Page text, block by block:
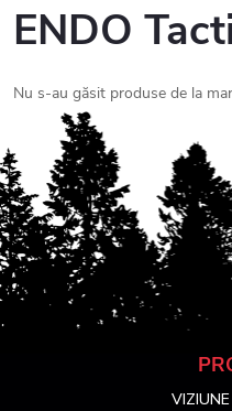
ENDO
Nu s-au găsit produse de la